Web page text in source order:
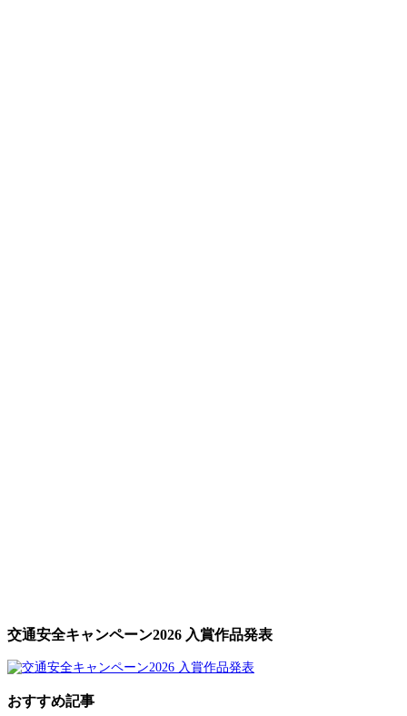
交通安全キャンペーン2026 入賞作品発表
おすすめ記事